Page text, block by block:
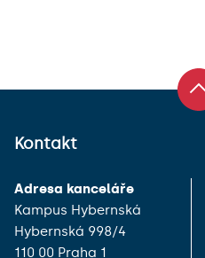
Kontakt
Adresa kanceláře
Kampus Hybernská
Hybernská 998/4
110 00 Praha 1